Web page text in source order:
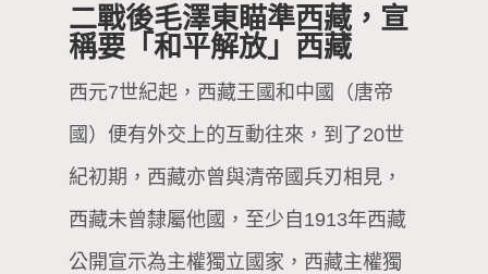
二戰後毛澤東瞄準西藏，宣
稱要「和平解放」西藏
西元7世紀起，西藏王國和中國（唐帝
國）便有外交上的互動往來，到了20世
紀初期，西藏亦曾與清帝國兵刃相見，
西藏未曾隸屬他國，至少自1913年西藏
公開宣示為主權獨立國家，西藏主權獨